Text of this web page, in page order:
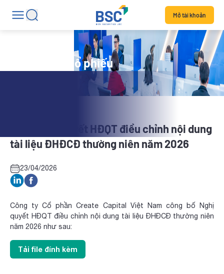
Mở tài khoản
Tin tức mã cổ phiếu
CRC: Nghị quyết HĐQT điều chỉnh nội dung
tài liệu ĐHĐCĐ thường niên năm 2026
23/04/2026
Công ty Cổ phần Create Capital Việt Nam công bố Nghị
quyết HĐQT điều chỉnh nội dung tài liệu ĐHĐCĐ thường niên
năm 2026 như sau:
Tải file đính kèm